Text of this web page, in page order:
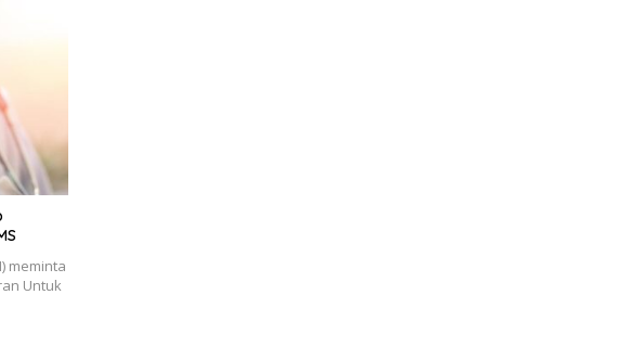
meminta
Untuk